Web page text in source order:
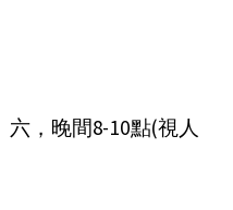
六，晚間8-10點(視人